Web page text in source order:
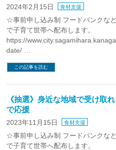
2024年2月15日 食材支援
☆事前申し込み制 フードバンクな
で子育て世帯へ配布します。
https://
date/ …
この記事を読む
《抽選》身近な地域で受け取
で応援
2023年11月15日 食材支援
☆事前申し込み制 フードバンクな
で子育て世帯へ配布します。